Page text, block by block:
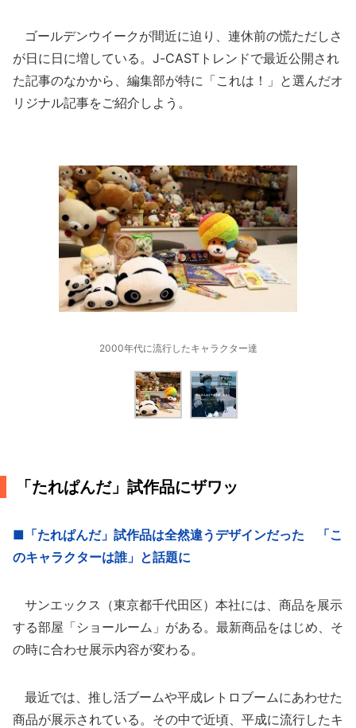
ゴールデンウイークが間近に迫り、連休前の慌ただしさ
が日に日に増している。J-CASTトレンドで最近公開され
た記事のなかから、編集部が特に「これは！」と選んだオ
リジナル記事をご紹介しよう。
2000年代に流行したキャラクター達
「たれぱんだ」試作品にザワッ
■「たれぱんだ」試作品は全然違うデザインだった 「こ
のキャラクターは誰」と話題に
サンエックス（東京都千代田区）本社には、商品を展示
する部屋「ショールーム」がある。最新商品をはじめ、そ
の時に合わせ展示内容が変わる。
最近では、推し活ブームや平成レトロブームにあわせた
商品が展示されている。その中で近頃、平成に流行したキ